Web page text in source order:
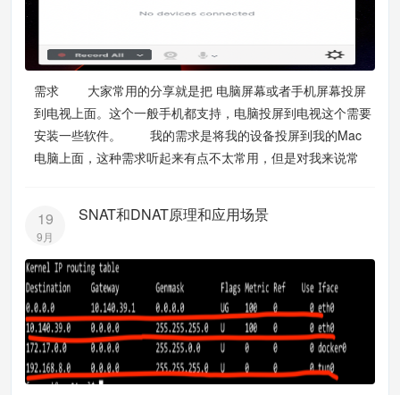
需求 大家常用的分享就是把 电脑屏幕或者手机屏幕投屏
到电视上面。这个一般手机都支持，电脑投屏到电视这个需要
安装一些软件。 我的需求是将我的设备投屏到我的Mac
电脑上面，这种需求听起来有点不太常用，但是对我来说常
19
9月
SNAT和DNAT原理和应用场景